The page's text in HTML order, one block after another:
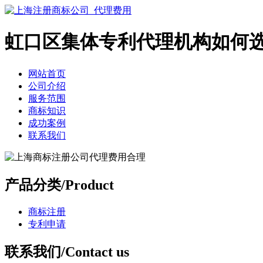
虹口区集体专利代理机构如何
网站首页
公司介绍
服务范围
商标知识
成功案例
联系我们
产品分类/Product
商标注册
专利申请
联系我们/Contact us